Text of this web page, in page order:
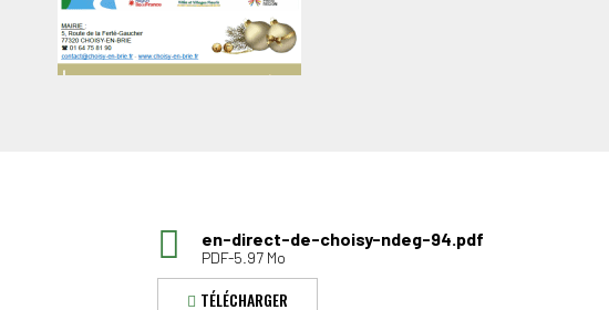
en-direct-de-choisy-ndeg-94.pdf
PDF-5.97 Mo
TÉLÉCHARGER